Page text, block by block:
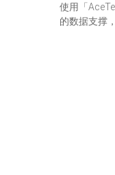
使用「
的数据支撑